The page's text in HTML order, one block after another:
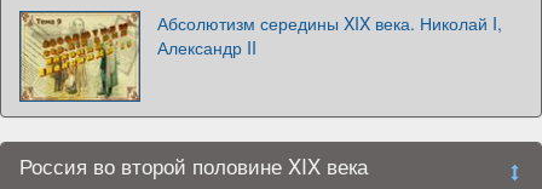
Абсолютизм середины XIX века. Николай I,
Александр II
Россия во второй половине XIX века